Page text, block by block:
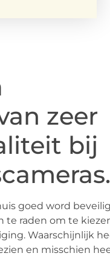
zeer
bij
goed word
te raden om te
Waarschijnlijk
en misschien